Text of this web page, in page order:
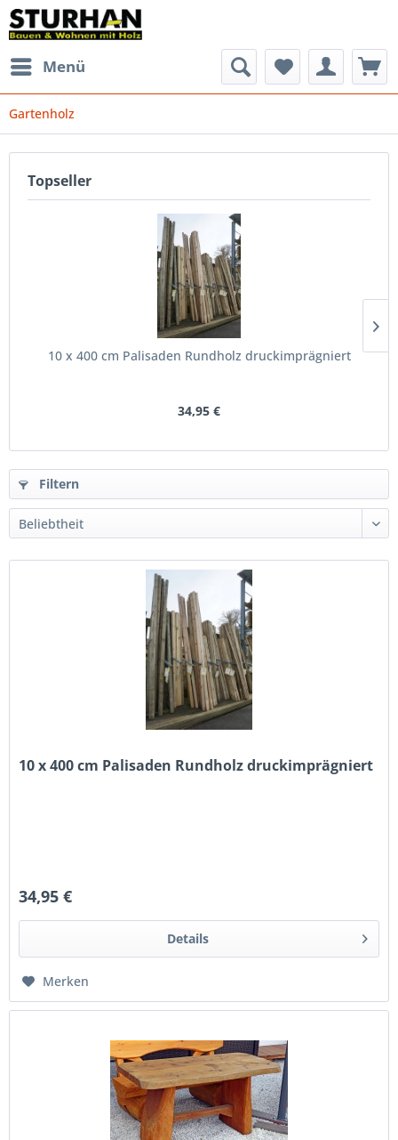
Menü
Gartenholz
Topseller
10 x 400 cm Palisaden Rundholz druckimprägniert
34,95 €
Filtern
10 x 400 cm Palisaden Rundholz druckimprägniert
34,95 €
Details
Merken